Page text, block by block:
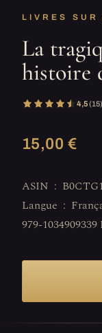
LIVRES SUR
La
histoire
4,5(15)
15,00 €
ASIN ‏ : ‎ B0CTG1T6WR Éditeur ‏ : ‎ LEVI (28 mars 2024)
Langue ‏ : ‎ Français Broché ‏ : ‎ 160 pages ISBN-13 ‏ : ‎